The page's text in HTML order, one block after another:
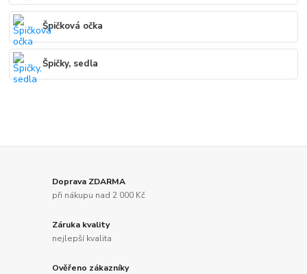
Špičková očka
Špičky, sedla
Doprava ZDARMA
při nákupu nad 2 000 Kč
Záruka kvality
nejlepší kvalita
Ověřeno zákazníky